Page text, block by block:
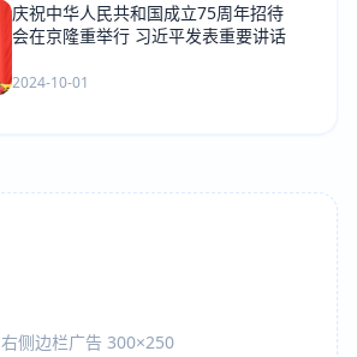
庆祝中华人民共和国成立75周年招待
会在京隆重举行 习近平发表重要讲话
2024-10-01
右侧边栏广告 300×250